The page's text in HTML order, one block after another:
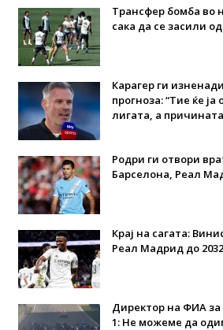
Трансфер бомба во
сака да се засили
Карагер ги
прогноза: “Тие ќе
лигата, а
Родри ги отвори
Барселона, Реал
Крај на сагата:
Реал Мадрид до
Директор на ФИА
1: Не можеме да